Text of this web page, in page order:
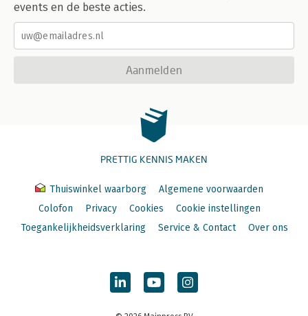
events en de beste acties.
Aanmelden
PRETTIG KENNIS MAKEN
Thuiswinkel waarborg
Algemene voorwaarden
Colofon
Privacy Cookies
Cookie instellingen
Toegankelijkheidsverklaring
Service & Contact Over ons